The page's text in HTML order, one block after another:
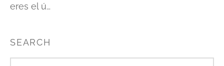
eres el ú…
SEARCH